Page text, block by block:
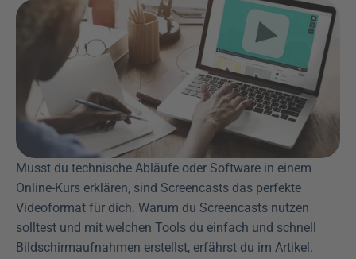
Musst du technische Abläufe oder Software in einem
Online-Kurs erklären, sind Screencasts das perfekte
Videoformat für dich. Warum du Screencasts nutzen
solltest und mit welchen Tools du einfach und schnell
Bildschirmaufnahmen erstellst, erfährst du im Artikel.